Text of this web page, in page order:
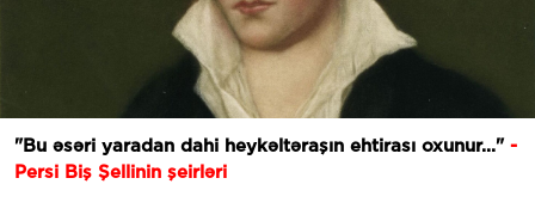
"Bu əsəri yaradan dahi heykəltəraşın ehtirası oxunur..." -
Persi Biş Şellinin şeirləri